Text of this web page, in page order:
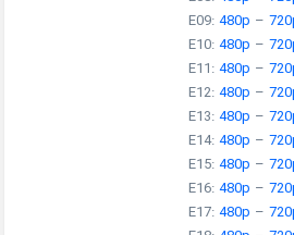
E09:480p –
E10:480p –
E11:480p –
E12:480p –
E13:480p –
E14:480p –
E15:480p –
E16:480p –
E17:480p –